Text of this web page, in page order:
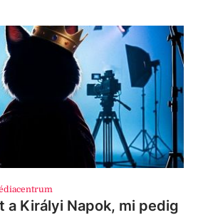
a Királyi Napok, mi pedig